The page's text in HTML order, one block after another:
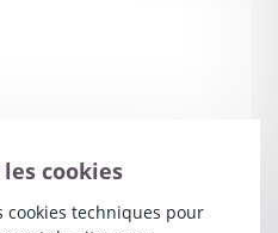
cookies
cookies techniques pour